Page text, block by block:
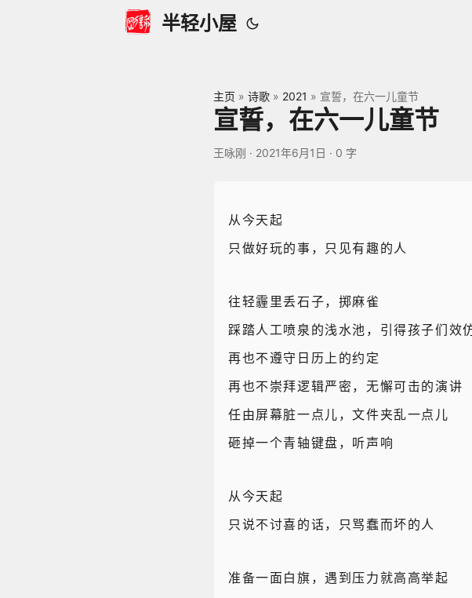
半轻小屋
主页 » 诗歌 » 2021 » 宣誓，在六一儿童节
宣誓，在六一儿童节
王咏刚 · 2021年6月1日 · 0 字
从今天起
只做好玩的事，只见有趣的人
往轻霾里丢石子，掷麻雀
踩踏人工喷泉的浅水池，引得孩子们效
再也不遵守日历上的约定
再也不崇拜逻辑严密，无懈可击的演讲
任由屏幕脏一点儿，文件夹乱一点儿
砸掉一个青轴键盘，听声响
从今天起
只说不讨喜的话，只骂蠢而坏的人
准备一面白旗，遇到压力就高高举起